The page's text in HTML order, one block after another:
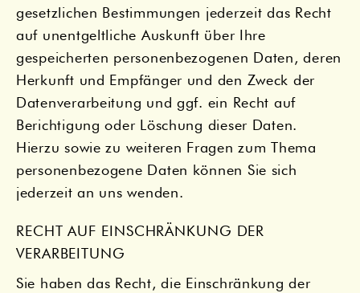
gesetzlichen Bestimmungen jederzeit das Recht
auf unentgeltliche Auskunft über Ihre
gespeicherten personenbezogenen Daten, deren
Herkunft und Empfänger und den Zweck der
Datenverarbeitung und ggf. ein Recht auf
Berichtigung oder Löschung dieser Daten.
Hierzu sowie zu weiteren Fragen zum Thema
personenbezogene Daten können Sie sich
jederzeit an uns wenden.
RECHT AUF EINSCHRÄNKUNG DER
VERARBEITUNG
Sie haben das Recht, die Einschränkung der